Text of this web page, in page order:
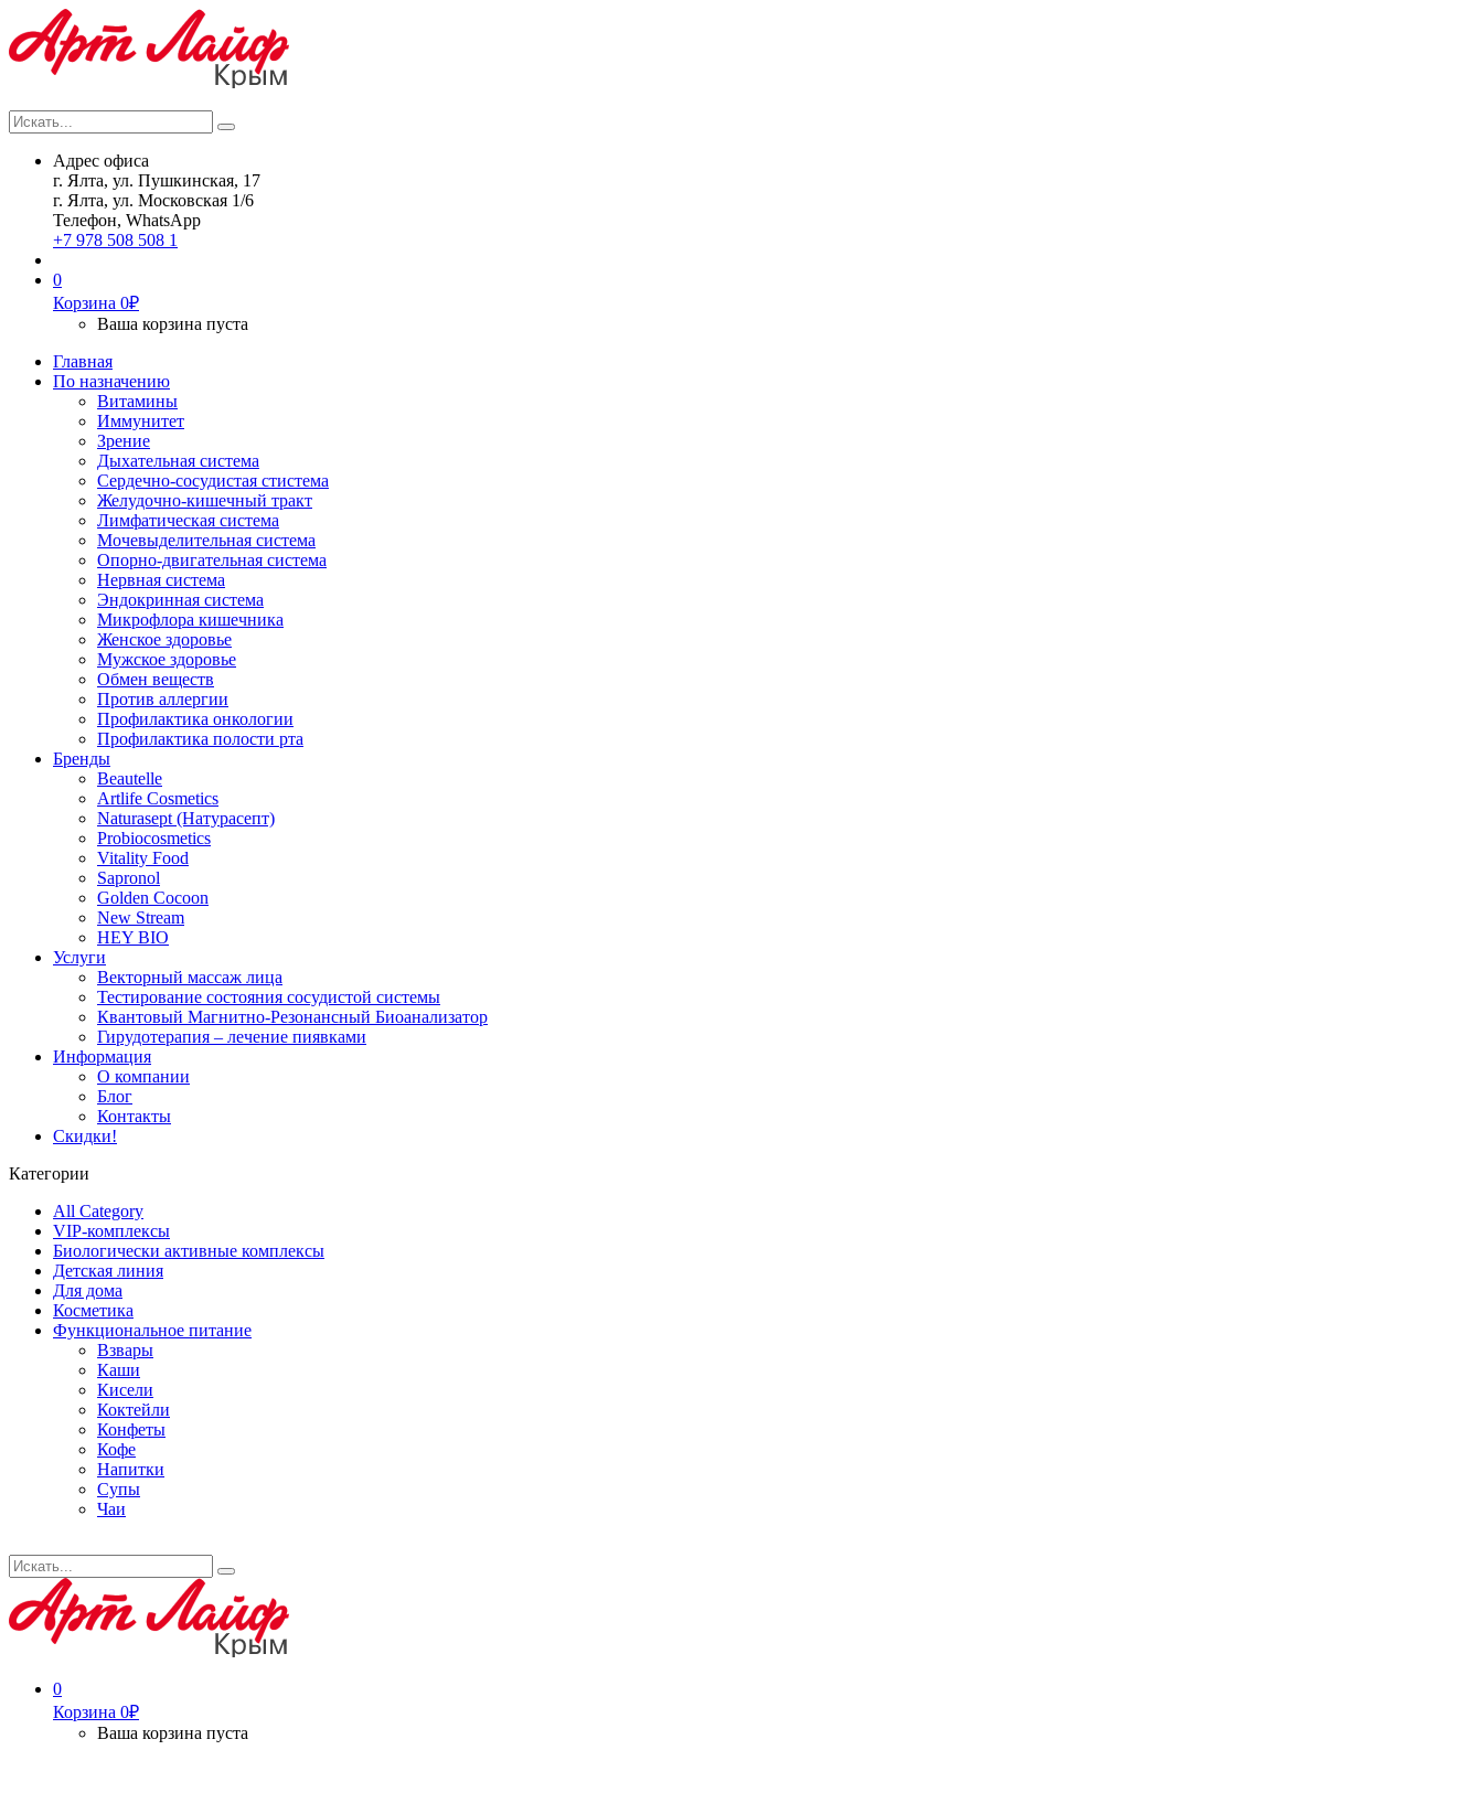
Search
Адрес офиса
г. Ялта, ул. Пушкинская, 17
г. Ялта, ул. Московская 1/6
Телефон, WhatsApp
+7 978 508 508 1
0
Корзина 0₽
Ваша корзина пуста
Главная
По назначению
Витамины
Иммунитет
Зрение
Дыхательная система
Сердечно-сосудистая стистема
Желудочно-кишечный тракт
Лимфатическая система
Мочевыделительная система
Опорно-двигательная система
Нервная система
Эндокринная система
Микрофлора кишечника
Женское здоровье
Мужское здоровье
Обмен веществ
Против аллергии
Профилактика онкологии
Профилактика полости рта
Бренды
Beautelle
Artlife Cosmetics
Naturasept (Натурасепт)
Probiocosmetics
Vitality Food
Sapronol
Golden Cocoon
New Stream
HEY BIO
Услуги
Векторный массаж лица
Тестирование состояния сосудистой системы
Квантовый Магнитно-Резонансный Биоанализатор
Гирудотерапия – лечение пиявками
Информация
О компании
Блог
Контакты
Скидки!
Категории
All Category
VIP-комплексы
Биологически активные комплексы
Детская линия
Для дома
Косметика
Функциональное питание
Взвары
Каши
Кисели
Коктейли
Конфеты
Кофе
Напитки
Супы
Чаи
Search
0
Корзина 0₽
Ваша корзина пуста